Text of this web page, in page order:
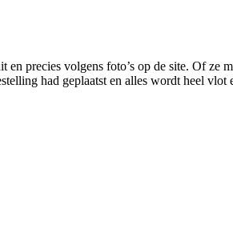
en precies volgens foto’s op de site. Of
had geplaatst en alles wordt heel